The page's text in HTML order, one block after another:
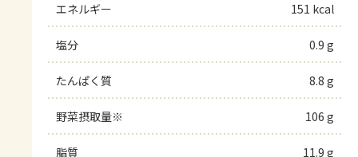
エネルギー 151 kcal
塩分 0.9 g
たんぱく質 8.8 g
野菜摂取量※ 106 g
脂質 11.9 g